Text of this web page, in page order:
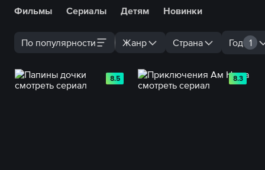
Фильмы Сериалы Детям Новинки
По популярности Жанр Страна Год 1
8.5 8.3